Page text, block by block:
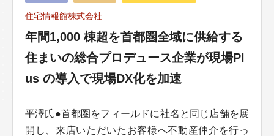
住宅情報館株式会社
年間1,000 棟超を首都圏全域に供給する
住まいの総合プロデュース企業が現場Pl
us の導入で現場DX化を加速
平澤氏●首都圏をフィールドに社名と同じ店舗を展
開し、来店いただいたお客様へ不動産仲介を行っ